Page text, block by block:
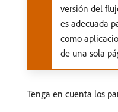
versión del
es adecuada
como
de una sola
Tenga en cuenta los